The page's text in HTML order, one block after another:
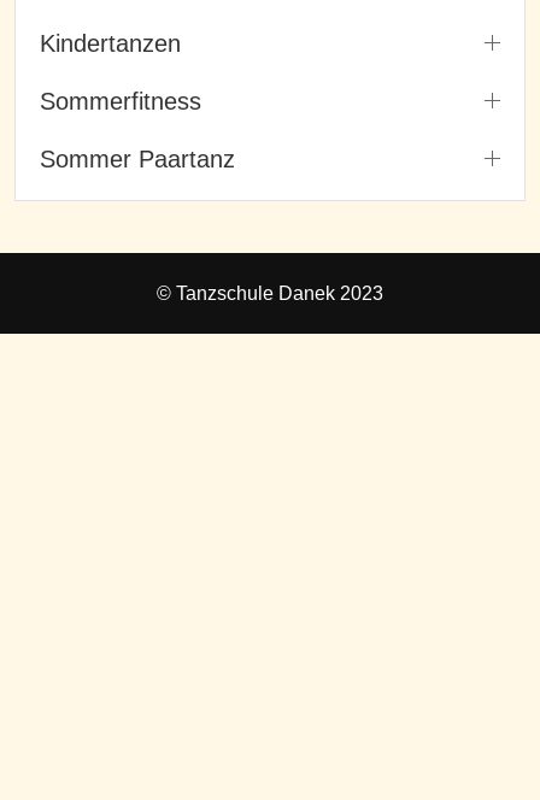
Kindertanzen
Sommerfitness
Sommer Paartanz
© Tanzschule Danek 2023